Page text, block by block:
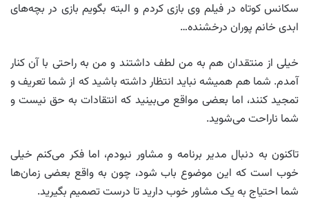
سکانس کوتاه در فیلم وی بازی کردم و البته بگویم بازی در بچه‌های
ابدی خانم پوران درخشنده…
خیلی از منتقدان هم به من لطف داشتند و من به راحتی با آن کنار
آمدم. شما هم همیشه نباید انتظار داشته باشید که از شما تعریف و
تمجید کنند، اما بعضی مواقع می‌بینید که انتقادات به حق نیست و
شما ناراحت می‌شوید.
تاکنون به دنبال مدیر برنامه و مشاور نبودم، اما فکر می‌کنم خیلی
خوب است که این موضوع باب شود، چون به واقع بعضی زمان‌ها
شما احتیاج به یک مشاور خوب دارید تا درست تصمیم بگیرید.